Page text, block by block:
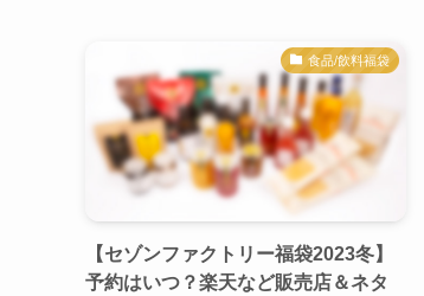
食品/飲料福袋
【セゾンファクトリー福袋2023冬】
予約はいつ？楽天など販売店＆ネタ